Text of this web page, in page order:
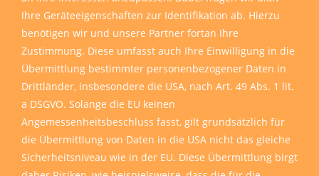
Ihre Geräteeigenschaften zur Identifikation ab. Hierzu
benötigen wir und unsere Partner fortan Ihre
Zustimmung. Diese umfasst auch Ihre Einwilligung in die
Übermittlung bestimmter personenbezogener Daten in
Drittländer, insbesondere die USA, nach Art. 49 Abs. 1 lit.
a DSGVO. Solange die EU keinen
Angemessenheitsbeschluss fasst, gilt grundsätzlich für
die Übermittlung von Daten in die USA nicht das gleiche
Sicherheitsniveau wie in der EU. Diese Übermittlung birgt